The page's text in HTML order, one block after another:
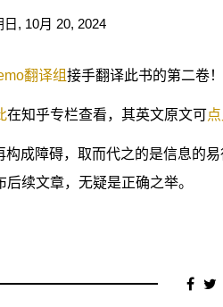
日, 10月 20, 2024
翻译组接手翻译此书的第二卷！
在知乎专栏查看，其英文原文可
成障碍，取而代之的是信息的
续文章，无疑是正确之举。